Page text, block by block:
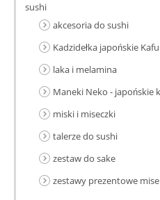
sushi
akcesoria do sushi
Kadzidełka japońskie
laka i melamina
Maneki Neko - japońskie
miski i miseczki
talerze do sushi
zestaw do sake
zestawy prezentowe